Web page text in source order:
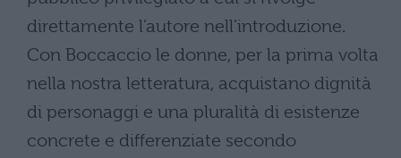
direttamente l’autore nell’introduzione.
Con Boccaccio le donne, per la prima volta
nella nostra letteratura, acquistano dignità
di personaggi e una pluralità di esistenze
concrete e differenziate secondo